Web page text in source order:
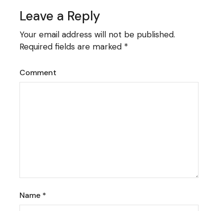
Leave a Reply
Your email address will not be published.
Required fields are marked *
Comment
Name *